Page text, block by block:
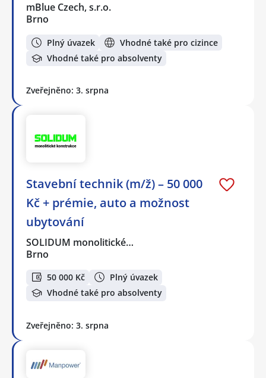
mBlue Czech, s.r.o.
Brno
Plný úvazek
Vhodné také pro cizince
Vhodné také pro absolventy
Zveřejněno: 3. srpna
Stavební technik (m/ž) – 50 000
Kč + prémie, auto a možnost
ubytování
SOLIDUM monolitické…
Brno
50 000 Kč
Plný úvazek
Vhodné také pro absolventy
Zveřejněno: 3. srpna